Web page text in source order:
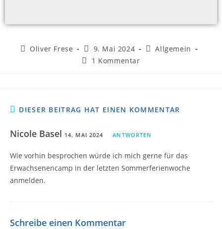
Oliver Frese 9. Mai 2024
Allgemein
1 Kommentar
DIESER BEITRAG HAT EINEN KOMMENTAR
Nicole Basel 14. MAI 2024 ANTWORTEN
Wie vorhin besprochen würde ich mich gerne für das
Erwachsenencamp in der letzten Sommerferienwoche
anmelden.
Schreibe einen Kommentar